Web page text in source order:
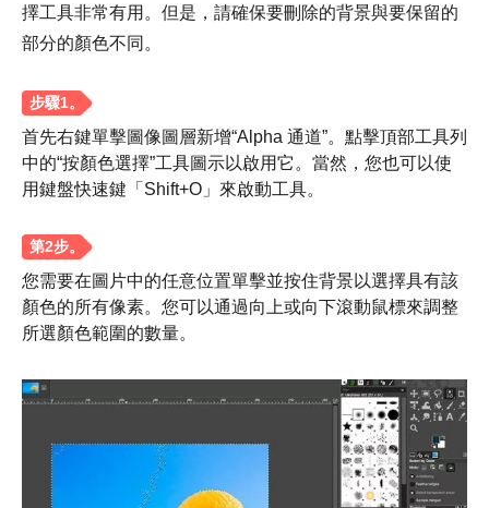
第 3 步。
擇工具非常有用。但是，請確保要刪除的背景與要保留的
部分的顏色不同。
首先右鍵單擊圖像圖層新增“Alpha 通道”。點擊頂部工具列
中的“按顏色選擇”工具圖示以啟用它。當然，您也可以使
用鍵盤快速鍵「Shift+O」來啟動工具。
您需要在圖片中的任意位置單擊並按住背景以選擇具有該
顏色的所有像素。您可以通過向上或向下滾動鼠標來調整
所選顏色範圍的數量。